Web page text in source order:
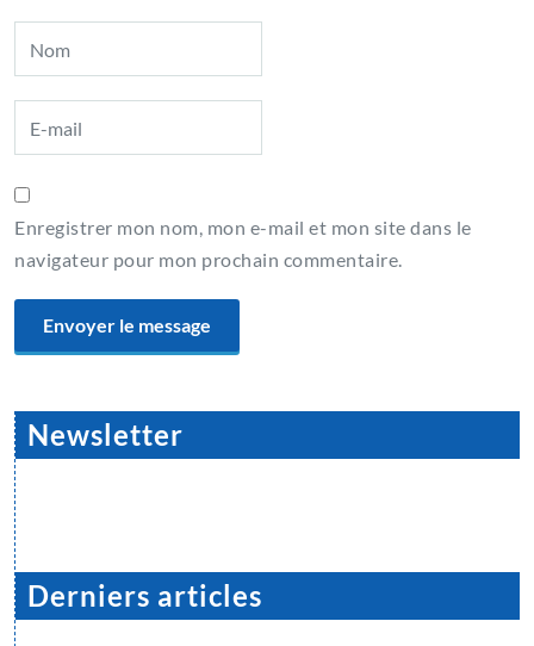
Enregistrer mon nom, mon e-mail et mon site dans le
navigateur pour mon prochain commentaire.
Newsletter
Derniers articles